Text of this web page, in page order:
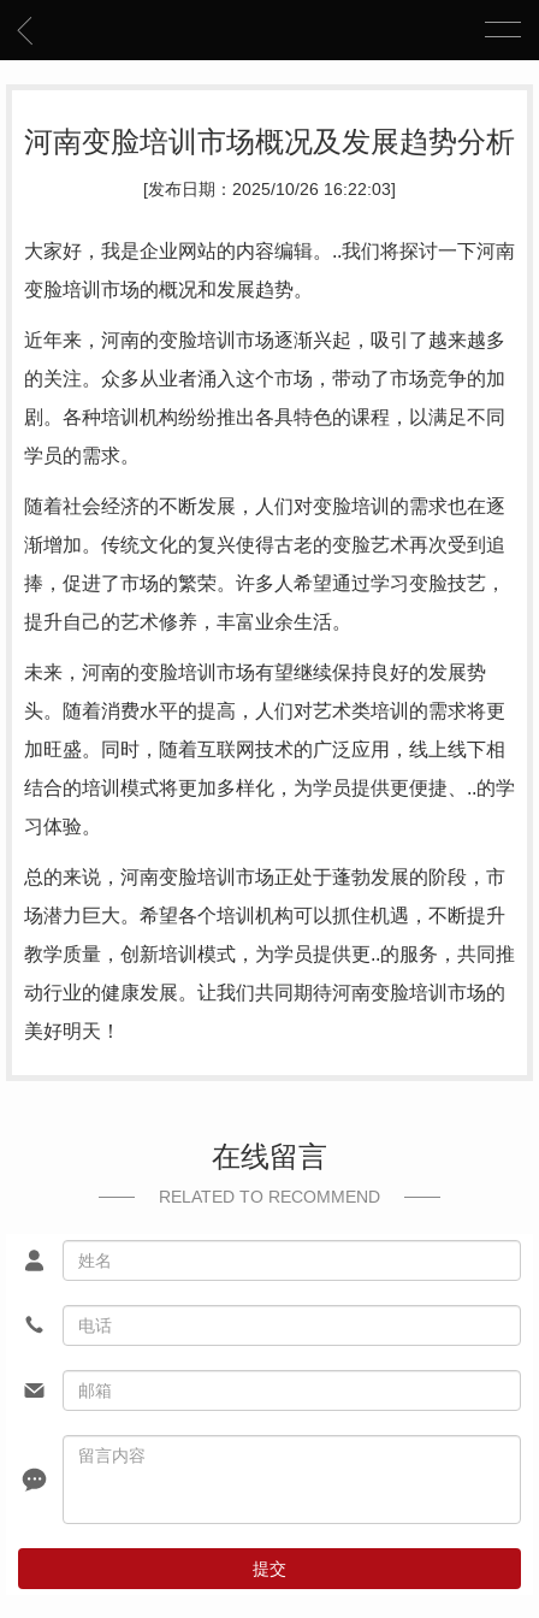
河南变脸培训市场概况及发展趋势分析
[发布日期：2025/10/26 16:22:03]
大家好，我是企业网站的内容编辑。..我们将探讨一下河南
变脸培训市场的概况和发展趋势。
近年来，河南的变脸培训市场逐渐兴起，吸引了越来越多
的关注。众多从业者涌入这个市场，带动了市场竞争的加
剧。各种培训机构纷纷推出各具特色的课程，以满足不同
学员的需求。
随着社会经济的不断发展，人们对变脸培训的需求也在逐
渐增加。传统文化的复兴使得古老的变脸艺术再次受到追
捧，促进了市场的繁荣。许多人希望通过学习变脸技艺，
提升自己的艺术修养，丰富业余生活。
未来，河南的变脸培训市场有望继续保持良好的发展势
头。随着消费水平的提高，人们对艺术类培训的需求将更
加旺盛。同时，随着互联网技术的广泛应用，线上线下相
结合的培训模式将更加多样化，为学员提供更便捷、..的学
习体验。
总的来说，河南变脸培训市场正处于蓬勃发展的阶段，市
场潜力巨大。希望各个培训机构可以抓住机遇，不断提升
教学质量，创新培训模式，为学员提供更..的服务，共同推
动行业的健康发展。让我们共同期待河南变脸培训市场的
美好明天！
在线留言
RELATED TO RECOMMEND
提交